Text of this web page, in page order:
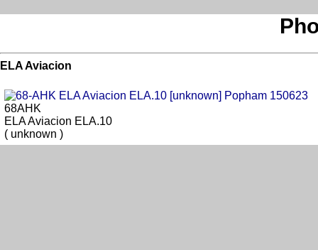
ELA Aviacion
68AHK
ELA Aviacion ELA.10
( unknown )